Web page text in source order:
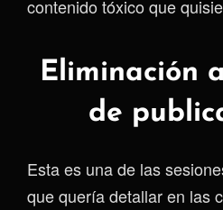
contenido tóxico que
Eliminación
de
Esta es una de las
que quería detallar en las